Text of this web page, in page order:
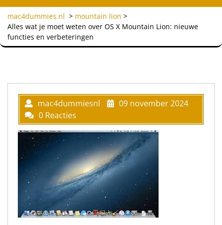
mac4dummies.nl > mountain lion >
Alles wat je moet weten over OS X Mountain Lion: nieuwe
functies en verbeteringen
mac4dummiesnl
09 november 2024
0 Reacties